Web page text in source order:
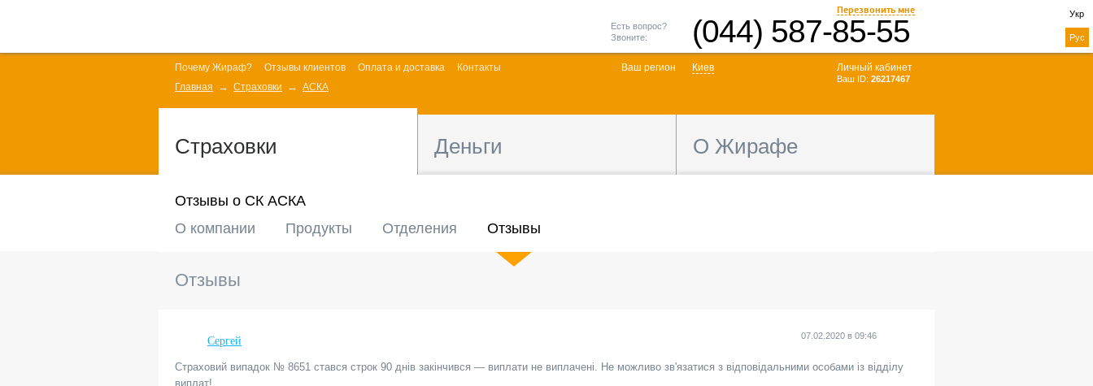
Перезвонить мне
(044) 587-85-55
Есть вопрос?
Звоните:
Почему Жираф? Отзывы клиентов Оплата и доставка
Контакты
Главная
Страховки АСКА
Личный кабинет
Ваш ID: 26217467
Ваш регион Киев
Укр
Рус
Страховки Деньги О Жирафе
Отзывы о СК АСКА
О компании
Продукты Отделения Отзывы
Отзывы
Сергей 07.02.2020 в 09:46
Страховий випадок № 8651 стався строк 90 днів закінчився — виплати не виплачені. Не можливо зв'язатися з відповідальними особами із відділу
виплат!